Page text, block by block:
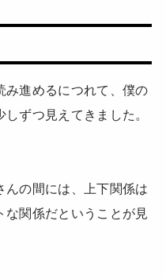
み進めるにつれて、僕の
ずつ見えてきました。
んの間には、上下関係は
な関係だということが見